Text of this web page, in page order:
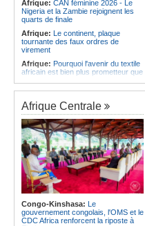
Afrique: CAN féminine 2026 - Le
Nigeria et la Zambie rejoignent les
quarts de finale
Afrique: Le continent, plaque
tournante des faux ordres de
virement
Afrique: Pourquoi l'avenir du textile
africain est bien plus prometteur que
Afrique:Les Africains en première
ligne face à la crise de la biodiversité
Afrique:L'essor historique de
l'Éthiopie met à mal la campagne
d'hostilité menée par Le Caire
Afrique:La Cour international de
justice fixe le calendrier de la
procédure engagée par la RDC
contre le Rwanda
Afrique:Visite du Président de la
République et de la Première Dame
à Yamoussoukro
Afrique:Le Forum de
l'entrepreneuriat de Sept Afrique se
Afrique Centrale
Congo-Kinshasa: Le
gouvernement congolais, l'OMS et le
CDC Africa renforcent la riposte à